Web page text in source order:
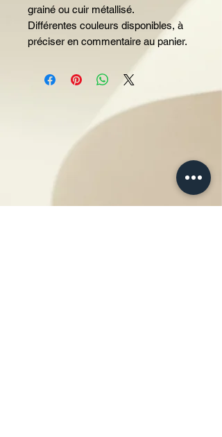
grainé ou cuir métallisé.
Différentes couleurs disponibles, à
préciser en commentaire au panier.